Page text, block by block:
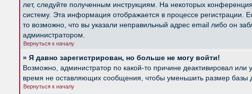
лет, следуйте полученным инструкциям. На некоторых
систему. Эта информация отображается в процессе
то возможно, что вы указали неправильный адрес email либо он
администратором.
Вернуться к началу
» Я давно зарегистрирован, но больше не могу войти!
Возможно, администратор по какой-то причине деактивировал
время не оставляющих сообщения, чтобы уменьшить размер базы
Вернуться к началу